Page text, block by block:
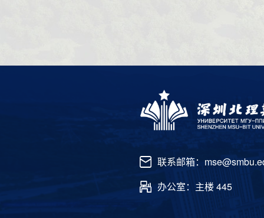
联系邮箱：
办公室：主楼 445